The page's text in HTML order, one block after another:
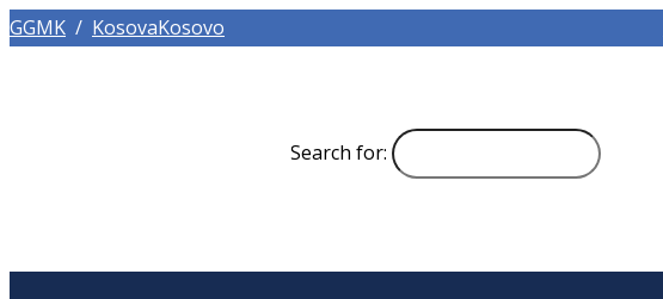
GGMK / KosovaKosovo
Search for: